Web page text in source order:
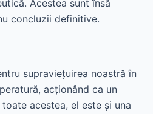
Acestea sunt însă
concluzii definitive.
supraviețuirea noastră în
acționând ca un
acestea, el este și una